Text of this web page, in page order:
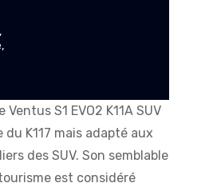
,
,
S1 EVO2 K11A SUV
du K117 mais adapté aux
des SUV. Son semblable
est considéré